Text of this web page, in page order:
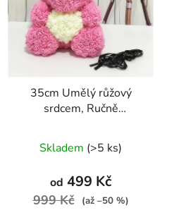
35cm Umělý růžový
srdcem, Ručně
Love Bear
Skladem (>5 ks)
od 499 Kč
999 Kč (až –50 %)